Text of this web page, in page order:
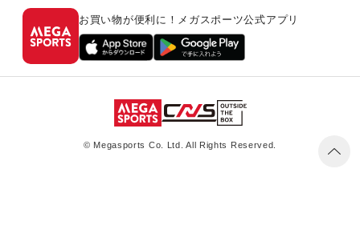
お買い物が便利に！メガスポーツ公式アプリ
© Megasports Co. Ltd. All Rights Reserved.